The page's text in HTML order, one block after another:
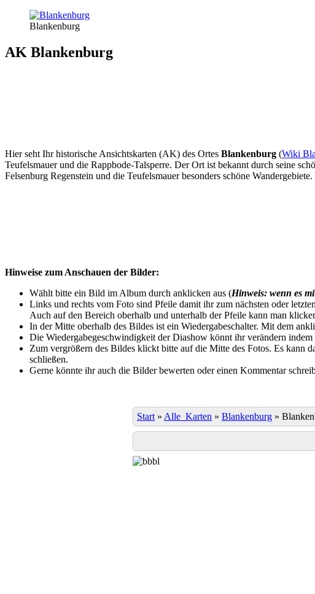
Blankenburg
AK Blankenburg
Hier seht Ihr historische Ansichtskarten (AK) des Ortes Blankenburg (Wiki
Teufelsmauer und die Rappbode-Talsperre. Der Ort ist bekannt durch seine
Felsenburg Regenstein und die Teufelsmauer besonders schöne Wandergebiete.
Hinweise zum Anschauen der Bilder:
Wählt bitte ein Bild im Album durch anklicken aus (Hinweis: wenn es
Links und rechts vom Foto sind Pfeile damit ihr zum nächsten oder
Auch auf den Bereich oberhalb und unterhalb der Pfeile kann man
In der Mitte oberhalb des Bildes ist ein Wiedergabeschalter. Mit dem
Die Wiedergabegeschwindigkeit der Diashow könnt ihr verändern
Zum vergrößern des Bildes klickt bitte auf die Mitte des Fotos. Es kann
schließen.
Gerne könnte ihr auch die Bilder bewerten oder einen Kommentar
Start » Alle_Karten » Blankenburg »